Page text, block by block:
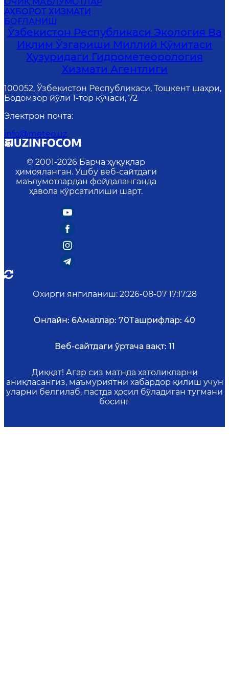
АХБОРОТ ХИЗМАТИ
БОҒЛАНИШ
Ўзбекистон Республикаси Экология Ва
Иқлим Ўзгариши Миллий Қўмитаси
Ҳузуридаги Гидрометеорология
Хизмати Агентлиги
100052, Ўзбекистон Республикаси, Тошкент шаҳри,
Бодомзор йўли 1-тор кўчаси, 72
Электрон почта:
info@meteo.uz
© 2001-2026 Барча ҳуқуқлар
ҳимояланган. Ушбу веб-сайтдаги
маълумотлардан фойдаланганда
ҳавола кўрсатилиши шарт.
Охирги янгиланиш: 2026-08-07 17:17:28
Онлайн: 6Амаллар: 70Ташрифлар: 40
Веб-сайтдаги ўртача вақт: 11
Диққат! Агар сиз матнда хатоликларни
аниқласангиз, маъмуриятни хабардор қилиш учун
уларни белгилаб, пастда ҳосил бўладиган тугмани
босинг